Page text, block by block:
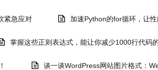
紧急应对 加速Python的for循环，让性
掌握这些正则表达式，能让你减少1000行代码
谈一谈WordPress网站图片格式：